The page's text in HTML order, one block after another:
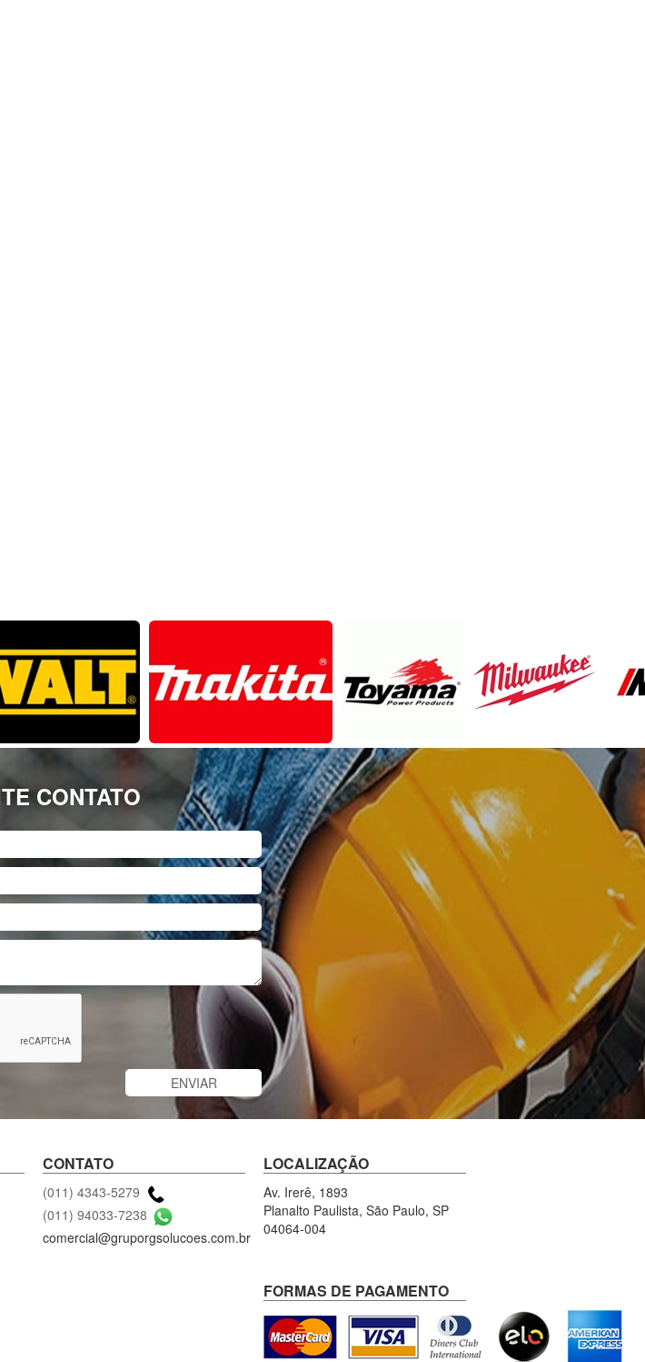
CONTATO
CONTATO
(011) 4343-5279
(011) 94033-7238
comercial@gruporgsolucoes.com.br
LOCALIZAÇÃO
Av. Irerê, 1893
Planalto Paulista, São Paulo, SP
04064-004
FORMAS DE PAGAMENTO